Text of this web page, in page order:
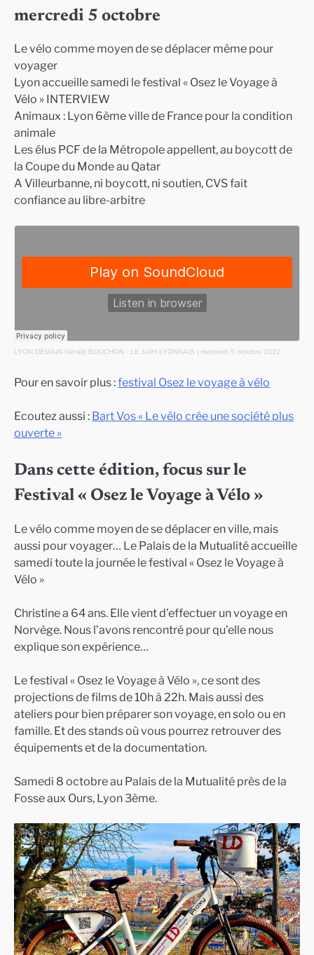
mercredi 5 octobre
Le vélo comme moyen de se déplacer même pour
voyager
Lyon accueille samedi le festival « Osez le Voyage à
Vélo » INTERVIEW
Animaux : Lyon 6ème ville de France pour la condition
animale
Les élus PCF de la Métropole appellent, au boycott de
la Coupe du Monde au Qatar
A Villeurbanne, ni boycott, ni soutien, CVS fait
confiance au libre-arbitre
LYON DEMAIN Gérald BOUCHON · LE 1/4H LYONNAIS | mercredi 5 octobre 2022
Pour en savoir plus :festival Osez le voyage à vélo
Ecoutez aussi : Bart Vos « Le vélo crée une société plus
ouverte »
Dans cette édition, focus sur le
Festival « Osez le Voyage à Vélo »
Le vélo comme moyen de se déplacer en ville, mais
aussi pour voyager… Le Palais de la Mutualité accueille
samedi toute la journée le festival « Osez le Voyage à
Vélo »
Christine a 64 ans. Elle vient d’effectuer un voyage en
Norvège. Nous l’avons rencontré pour qu’elle nous
explique son expérience…
Le festival « Osez le Voyage à Vélo », ce sont des
projections de films de 10h à 22h. Mais aussi des
ateliers pour bien préparer son voyage, en solo ou en
famille. Et des stands où vous pourrez retrouver des
équipements et de la documentation.
Samedi 8 octobre au Palais de la Mutualité près de la
Fosse aux Ours, Lyon 3ème.